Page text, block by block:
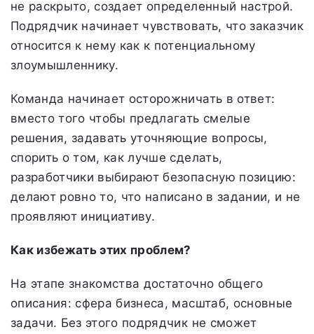
не раскрыто, создает определенный настрой.
Подрядчик начинает чувствовать, что заказчик
относится к нему как к потенциальному
злоумышленнику.
Команда начинает осторожничать в ответ:
вместо того чтобы предлагать смелые
решения, задавать уточняющие вопросы,
спорить о том, как лучше сделать,
разработчики выбирают безопасную позицию:
делают ровно то, что написано в задании, и не
проявляют инициативу.
Как избежать этих проблем?
На этапе знакомства достаточно общего
описания: сфера бизнеса, масштаб, основные
задачи. Без этого подрядчик не сможет